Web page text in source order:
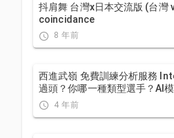
抖肩舞 台灣x日本交流版 (台灣
coincidance
8 年前
西進武嶺 免費訓練分析服務
過頭？你哪一種類型選手？AI
4 年前